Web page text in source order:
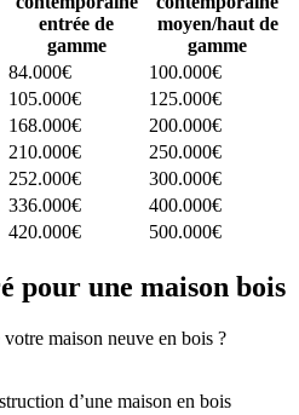
entrée de
gamme
moyen/haut de
gamme
84.000€
100.000€
105.000€
125.000€
168.000€
200.000€
210.000€
250.000€
252.000€
300.000€
336.000€
400.000€
420.000€ 500.000€
pour une maison bois
maison neuve en bois ?
d’une maison en bois